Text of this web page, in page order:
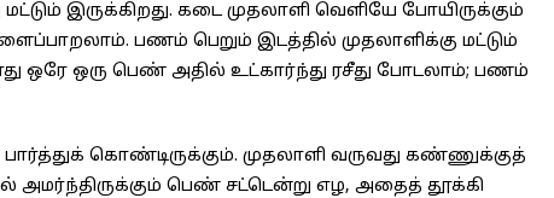
இருக்கிறது. கடை முதலாளி வெளியே போயிருக்கும்
பணம் பெறும் இடத்தில் முதலாளிக்கு மட்டும்
ஒரே ஒரு பெண் அதில் உட்கார்ந்து ரசீது போடலாம்; பணம்
கொண்டிருக்கும். முதலாளி வருவது கண்ணுக்குத்
அமர்ந்திருக்கும் பெண் சட்டென்று எழ, அதைத் தூக்கி